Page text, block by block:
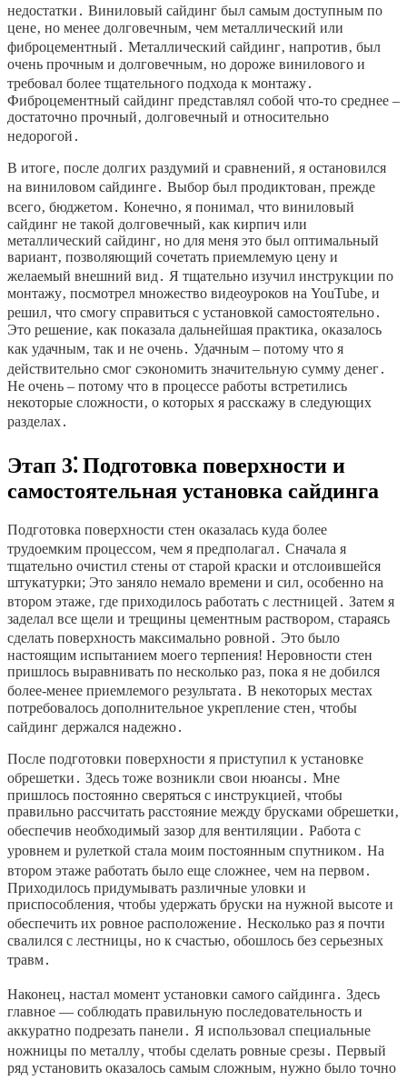
недостатки․ Виниловый сайдинг был самым доступным по
цене‚ но менее долговечным‚ чем металлический или
фиброцементный․ Металлический сайдинг‚ напротив‚ был
очень прочным и долговечным‚ но дороже винилового и
требовал более тщательного подхода к монтажу․
Фиброцементный сайдинг представлял собой что-то среднее –
достаточно прочный‚ долговечный и относительно
недорогой․
В итоге‚ после долгих раздумий и сравнений‚ я остановился
на виниловом сайдинге․ Выбор был продиктован‚ прежде
всего‚ бюджетом․ Конечно‚ я понимал‚ что виниловый
сайдинг не такой долговечный‚ как кирпич или
металлический сайдинг‚ но для меня это был оптимальный
вариант‚ позволяющий сочетать приемлемую цену и
желаемый внешний вид․ Я тщательно изучил инструкции по
монтажу‚ посмотрел множество видеоуроков на YouTube‚ и
решил‚ что смогу справиться с установкой самостоятельно․
Это решение‚ как показала дальнейшая практика‚ оказалось
как удачным‚ так и не очень․ Удачным – потому что я
действительно смог сэкономить значительную сумму денег․
Не очень – потому что в процессе работы встретились
некоторые сложности‚ о которых я расскажу в следующих
разделах․
Этап 3⁚ Подготовка поверхности и
самостоятельная установка сайдинга
Подготовка поверхности стен оказалась куда более
трудоемким процессом‚ чем я предполагал․ Сначала я
тщательно очистил стены от старой краски и отслоившейся
штукатурки; Это заняло немало времени и сил‚ особенно на
втором этаже‚ где приходилось работать с лестницей․ Затем я
заделал все щели и трещины цементным раствором‚ стараясь
сделать поверхность максимально ровной․ Это было
настоящим испытанием моего терпения! Неровности стен
пришлось выравнивать по несколько раз‚ пока я не добился
более-менее приемлемого результата․ В некоторых местах
потребовалось дополнительное укрепление стен‚ чтобы
сайдинг держался надежно․
После подготовки поверхности я приступил к установке
обрешетки․ Здесь тоже возникли свои нюансы․ Мне
пришлось постоянно сверяться с инструкцией‚ чтобы
правильно рассчитать расстояние между брусками обрешетки‚
обеспечив необходимый зазор для вентиляции․ Работа с
уровнем и рулеткой стала моим постоянным спутником․ На
втором этаже работать было еще сложнее‚ чем на первом․
Приходилось придумывать различные уловки и
приспособления‚ чтобы удержать бруски на нужной высоте и
обеспечить их ровное расположение․ Несколько раз я почти
свалился с лестницы‚ но к счастью‚ обошлось без серьезных
травм․
Наконец‚ настал момент установки самого сайдинга․ Здесь
главное — соблюдать правильную последовательность и
аккуратно подрезать панели․ Я использовал специальные
ножницы по металлу‚ чтобы сделать ровные срезы․ Первый
ряд установить оказалось самым сложным‚ нужно было точно